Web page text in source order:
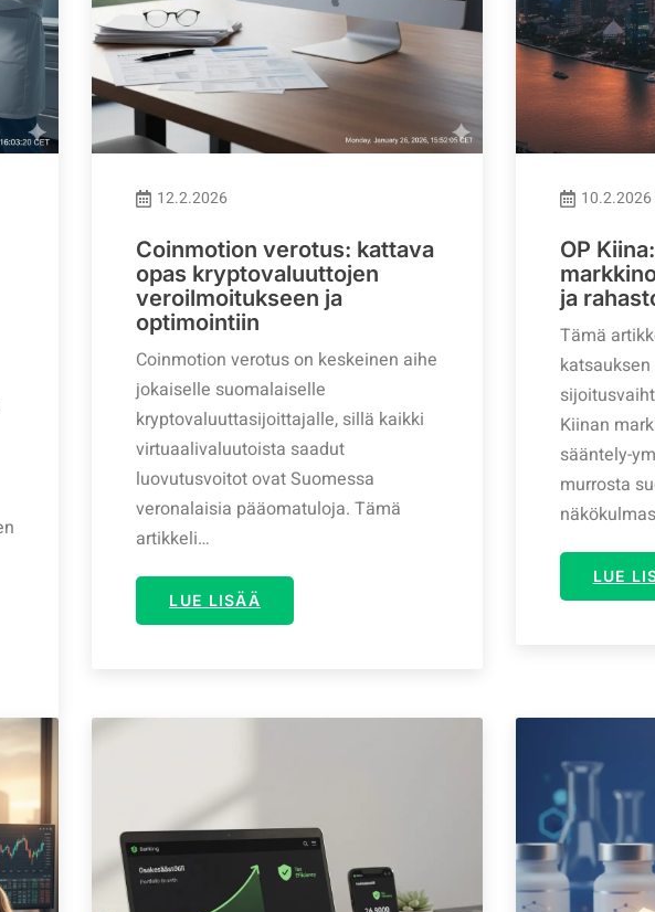
12.2.2026
Coinmotion verotus: kattava
opas kryptovaluuttojen
veroilmoitukseen ja
optimointiin
Coinmotion verotus on keskeinen aihe
jokaiselle suomalaiselle
kryptovaluuttasijoittajalle, sillä kaikki
virtuaalivaluutoista saadut
luovutusvoitot ovat Suomessa
veronalaisia pääomatuloja. Tämä
artikkeli…
LUE LISÄÄ
10.2.2026
OP
ja
Tämä
katsauksen
Kiinan
sääntely-
murrosta
LUE